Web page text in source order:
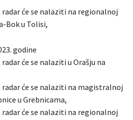
radar će se nalaziti na regionalnoj
Bok u Tolisi,
godine
radar će se nalaziti u Orašju na
radar će se nalaziti na magistralnoj
u Grebnicama,
radar će se nalaziti na regionalnoj